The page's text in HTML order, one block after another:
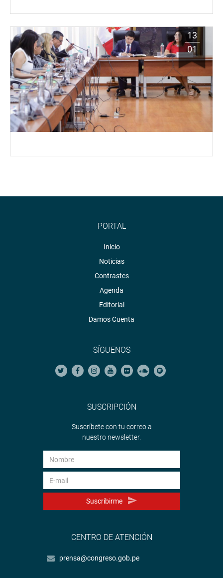
13
01
PORTAL
Inicio
Noticias
Contrastes
Agenda
Editorial
Damos Cuenta
SÍGUENOS
SUSCRIPCIÓN
Suscríbete con tu correo a
nuestro newsletter.
Suscribirme
CENTRO DE ATENCIÓN
prensa@congreso.gob.pe